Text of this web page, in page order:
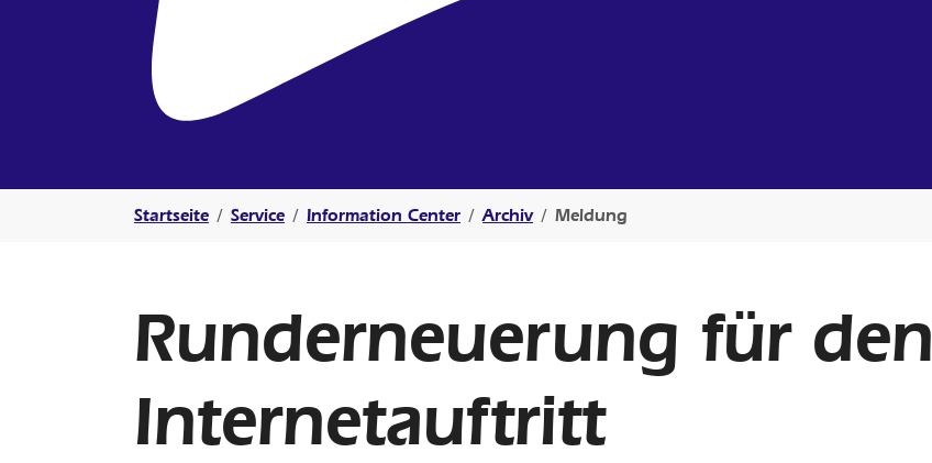
Startseite Service Information Center Archiv Meldung
Runderneuerung für den
Internetauftritt